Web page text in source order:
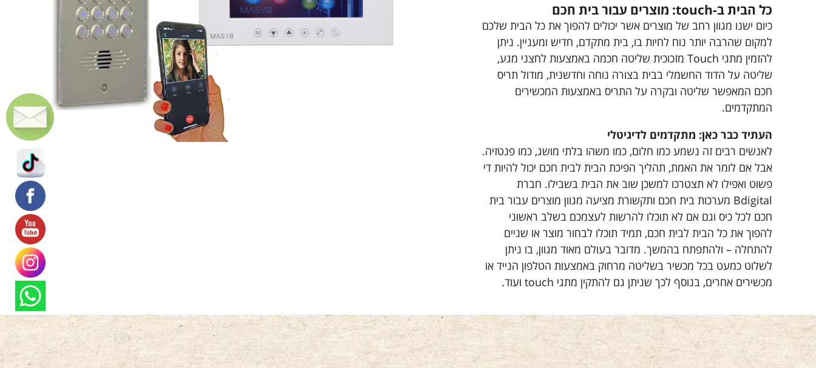
כל הבית ב-touch: מוצרים עבור בית חכם
כיום ישנו מגוון רחב של מוצרים אשר יכולים להפוך את כל הבית שלכם
למקום שהרבה יותר נוח לחיות בו, בית מתקדם, חדיש ומעניין. ניתן
להזמין מתגי Touch מזכוכית שליטה חכמה באמצעות לחצני מגע,
שליטה על הדוד החשמלי בבית בצורה נוחה וחדשנית, מודול תריס
חכם המאפשר שליטה ובקרה על התריס באמצעות המכשירים
המתקדמים.
העתיד כבר כאן: מתקדמים לדיגיטלי
לאנשים רבים זה נשמע כמו חלום, כמו משהו בלתי מושג, כמו פנטזיה.
אבל אם לומר את האמת, תהליך הפיכת הבית לבית חכם יכול להיות די
פשוט ואפילו לא תצטרכו למשכן שוב את הבית בשבילו. חברת
Bdigital מערכות בית חכם ותקשורת מציעה מגוון מוצרים עבור בית
חכם לכל כיס וגם אם לא תוכלו להרשות לעצמכם בשלב ראשוני
להפוך את כל הבית לבית חכם, תמיד תוכלו לבחור מוצר או שניים
להתחלה – ולהתפתח בהמשך. מדובר בעולם מאוד מגוון, בו ניתן
לשלוט כמעט בכל מכשיר בשליטה מרחוק באמצעות הטלפון הנייד או
מכשירים אחרים, בנוסף לכך שניתן גם להתקין מתגי touch ועוד.